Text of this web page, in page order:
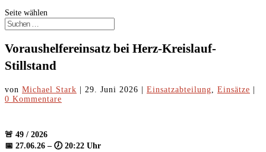
Seite wählen
Voraushelfereinsatz bei Herz-Kreislauf-
Stillstand
von Michael Stark 29. Juni 2026 Einsatzabteilung Einsätze
0 Kommentare
🚨 49 / 2026
📅 27.06.26 – 🕖 20:22 Uhr